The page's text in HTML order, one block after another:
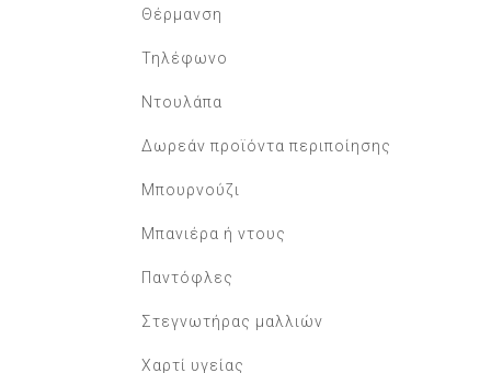
Θέρμανση
Τηλέφωνο
Ντουλάπα
Δωρεάν προϊόντα περιποίησης
Μπουρνούζι
Μπανιέρα ή ντους
Παντόφλες
Στεγνωτήρας μαλλιών
Χαρτί υγείας